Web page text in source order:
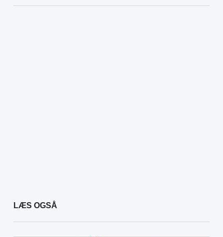
LÆS OGSÅ